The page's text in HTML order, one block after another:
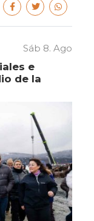
Sáb 8. Ago
e
de la